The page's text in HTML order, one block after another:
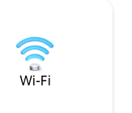
Wi-Fi